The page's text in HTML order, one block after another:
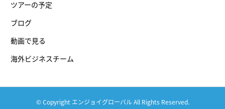
ツアーの予定
ブログ
動画で見る
海外ビジネスチーム
© Copyright エンジョイグローバル All Rights Reserved.